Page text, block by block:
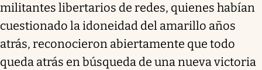
militantes libertarios de redes, quienes habían
cuestionado la idoneidad del amarillo años
atrás, reconocieron abiertamente que todo
queda atrás en búsqueda de una nueva victoria